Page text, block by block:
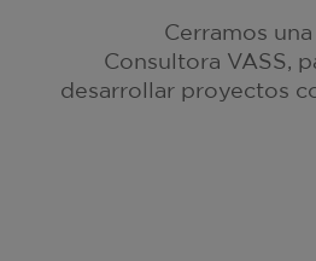
Cerramos
Consultora VASS,
desarrollar proyectos